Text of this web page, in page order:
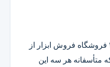
در بررسی های انجام شده تنها ۳ فروشگاه فروش ابزار از
متأسفانه هر سه این